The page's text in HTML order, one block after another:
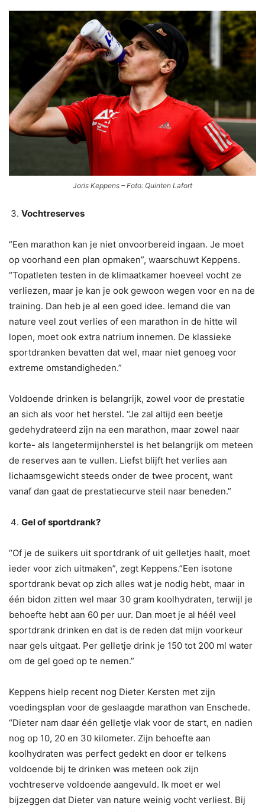
Joris Keppens – Foto: Quinten Lafort
Vochtreserves
“Een marathon kan je niet onvoorbereid ingaan. Je moet
op voorhand een plan opmaken”, waarschuwt Keppens.
“Topatleten testen in de klimaatkamer hoeveel vocht ze
verliezen, maar je kan je ook gewoon wegen voor en na de
training. Dan heb je al een goed idee. Iemand die van
nature veel zout verlies of een marathon in de hitte wil
lopen, moet ook extra natrium innemen. De klassieke
sportdranken bevatten dat wel, maar niet genoeg voor
extreme omstandigheden.”
Voldoende drinken is belangrijk, zowel voor de prestatie
an sich als voor het herstel. “Je zal altijd een beetje
gedehydrateerd zijn na een marathon, maar zowel naar
korte- als langetermijnherstel is het belangrijk om meteen
de reserves aan te vullen. Liefst blijft het verlies aan
lichaamsgewicht steeds onder de twee procent, want
vanaf dan gaat de prestatiecurve steil naar beneden.”
Gel of sportdrank?
“Of je de suikers uit sportdrank of uit gelletjes haalt, moet
ieder voor zich uitmaken”, zegt Keppens.”Een isotone
sportdrank bevat op zich alles wat je nodig hebt, maar in
één bidon zitten wel maar 30 gram koolhydraten, terwijl je
behoefte hebt aan 60 per uur. Dan moet je al héél veel
sportdrank drinken en dat is de reden dat mijn voorkeur
naar gels uitgaat. Per gelletje drink je 150 tot 200 ml water
om de gel goed op te nemen.”
Keppens hielp recent nog Dieter Kersten met zijn
voedingsplan voor de geslaagde marathon van Enschede.
“Dieter nam daar één gelletje vlak voor de start, en nadien
nog op 10, 20 en 30 kilometer. Zijn behoefte aan
koolhydraten was perfect gedekt en door er telkens
voldoende bij te drinken was meteen ook zijn
vochtreserve voldoende aangevuld. Ik moet er wel
bijzeggen dat Dieter van nature weinig vocht verliest. Bij